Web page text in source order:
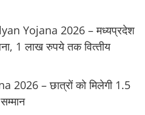
Yojana 2026 – मध्‍यप्रदेश
1 लाख रुपये तक वित्‍तीय
– छात्रों को मिलेगी 1.5